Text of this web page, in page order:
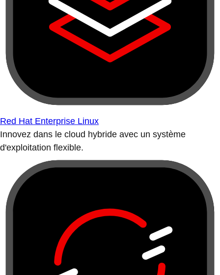
Red Hat Enterprise Linux
Innovez dans le cloud hybride avec un système
d'exploitation flexible.